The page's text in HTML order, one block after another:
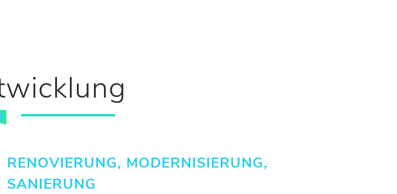
RENOVIERUNG, MODERNISIERUNG,
SANIERUNG